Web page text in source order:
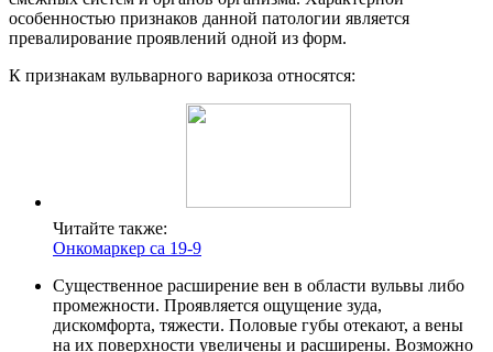
особенностью признаков данной патологии является
превалирование проявлений одной из форм.
К признакам вульварного варикоза относятся:
Читайте также:
Онкомаркер са 19-9
Существенное расширение вен в области вульвы либо
промежности. Проявляется ощущение зуда,
дискомфорта, тяжести. Половые губы отекают, а вены
на их поверхности увеличены и расширены. Возможно